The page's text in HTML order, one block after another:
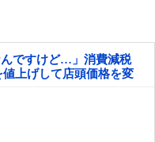
んですけど…」消費減税
上げして店頭価格を変